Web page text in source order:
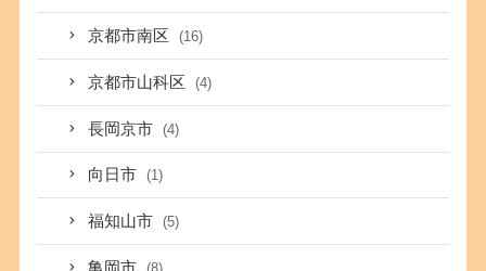
京都市南区 (16)
京都市山科区 (4)
長岡京市 (4)
向日市 (1)
福知山市 (5)